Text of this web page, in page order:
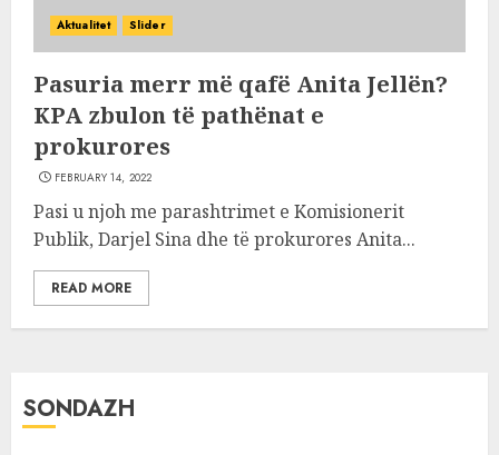
Aktualitet Slider
Pasuria merr më qafë Anita Jellën?
KPA zbulon të pathënat e
prokurores
FEBRUARY 14, 2022
Pasi u njoh me parashtrimet e Komisionerit
Publik, Darjel Sina dhe të prokurores Anita...
READ MORE
SONDAZH